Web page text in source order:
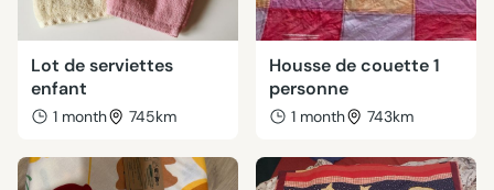
Lot de serviettes
enfant
1 month 745km
Housse de couette 1
personne
1 month 743km